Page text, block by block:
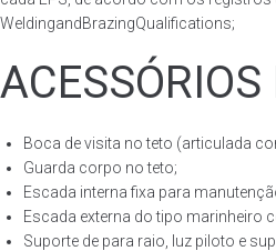
WeldingandBrazingQualifications;
Boca de visita no teto (articulada
Guarda corpo no teto;
Escada interna fixa para
Escada externa do tipo marinheiro
Suporte de para raio, luz piloto e